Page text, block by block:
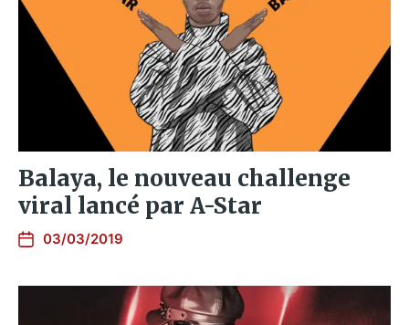
Balaya, le nouveau challenge
viral lancé par A-Star
03/03/2019